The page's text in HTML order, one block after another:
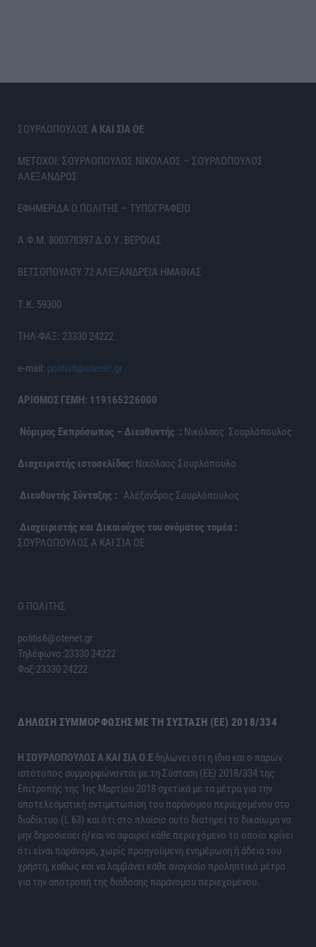
ΣΟΥΡΛΟΠΟΥΛΟΣ Α ΚΑΙ ΣΙΑ ΟΕ
ΜΕΤΟΧΟΙ: ΣΟΥΡΛΟΠΟΥΛΟΣ ΝΙΚΟΛΑΟΣ – ΣΟΥΡΛΟΠΟΥΛΟΣ
ΑΛΕΞΑΝΔΡΟΣ
ΕΦΗΜΕΡΙΔΑ Ο ΠΟΛΙΤΗΣ – ΤΥΠΟΓΡΑΦΕΙΟ
Α.Φ.Μ. 800378397 Δ.Ο.Υ. ΒΕΡΟΙΑΣ
ΒΕΤΣΟΠΟΥΛΟΥ 72 ΑΛΕΞΑΝΔΡΕΙΑ ΗΜΑΘΙΑΣ
Τ.Κ. 59300
ΤΗΛ-ΦΑΞ: 23330 24222
e-mail: politis6@otenet.gr
ΑΡΙΘΜΟΣ ΓΕΜΗ: 119165226000
Νόμιμος Εκπρόσωπος – Διευθυντής : Νικόλαος Σουρλόπουλος
Διαχειριστής ιστοσελίδας: Νικόλαος Σουρλόπουλο
Διευθυντής Σύνταξης : Αλέξανδρος Σουρλόπουλος
Διαχειριστής και Δικαιούχος του ονόματος τομέα :
ΣΟΥΡΛΟΠΟΥΛΟΣ Α ΚΑΙ ΣΙΑ ΟΕ
Ο ΠΟΛΙΤΗΣ
politis6@otenet.gr
Τηλέφωνο:23330 24222
Φαξ:23330 24222
ΔΉΛΩΣΗ ΣΥΜΜΌΡΦΩΣΗΣ ΜΕ ΤΗ ΣΎΣΤΑΣΗ (ΕΕ) 2018/334
H ΣΟΥΡΛΟΠΟΥΛΟΣ Α ΚΑΙ ΣΙΑ Ο.Ε δηλώνει ότι η ίδια και ο παρών
ιστότοπος συμμορφώνονται με τη Σύσταση (ΕΕ) 2018/334 της
Επιτροπής της 1ης Μαρτίου 2018 σχετικά με τα μέτρα για την
αποτελεσματική αντιμετώπιση του παράνομου περιεχομένου στο
διαδίκτυο (L 63) και ότι στο πλαίσιο αυτό διατηρεί το δικαίωμα να
μην δημοσιεύει ή/και να αφαιρεί κάθε περιεχόμενο το οποίο κρίνει
ότι είναι παράνομο, χωρίς προηγούμενη ενημέρωση ή άδεια του
χρήστη, καθώς και να λαμβάνει κάθε αναγκαίο προληπτικό μέτρο
για την αποτροπή της διάδοσης παράνομου περιεχομένου.